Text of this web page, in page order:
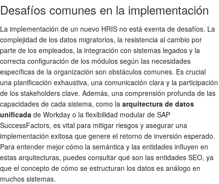
Desafíos comunes en la implementación
La implementación de un nuevo HRIS no está exenta de desafíos. La
complejidad de los datos migratorios, la resistencia al cambio por
parte de los empleados, la integración con sistemas legados y la
correcta configuración de los módulos según las necesidades
específicas de la organización son obstáculos comunes. Es crucial
una planificación exhaustiva, una comunicación clara y la participación
de los stakeholders clave. Además, una comprensión profunda de las
capacidades de cada sistema, como la arquitectura de datos
unificada de Workday o la flexibilidad modular de SAP
SuccessFactors, es vital para mitigar riesgos y asegurar una
implementación exitosa que genere el retorno de inversión esperado.
Para entender mejor cómo la semántica y las entidades influyen en
estas arquitecturas, puedes consultar qué son las entidades SEO, ya
que el concepto de cómo se estructuran los datos es análogo en
muchos sistemas.